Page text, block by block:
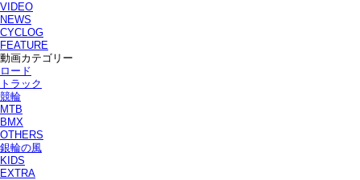
VIDEO
NEWS
CYCLOG
FEATURE
動画カテゴリー
ロード
トラック
競輪
MTB
BMX
OTHERS
銀輪の風
KIDS
EXTRA